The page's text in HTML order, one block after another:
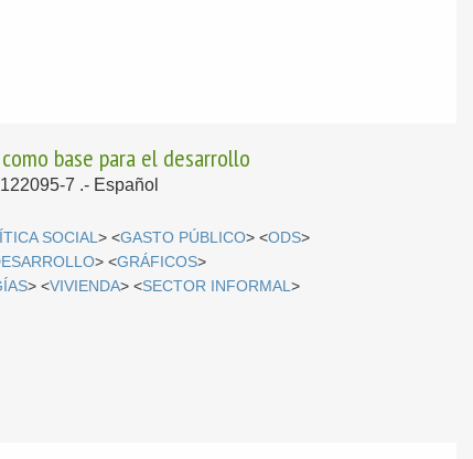
base para el desarrollo
7 .- Español
SOCIAL> <GASTO PÚBLICO> <ODS>
> <GRÁFICOS>
> <VIVIENDA> <SECTOR INFORMAL>